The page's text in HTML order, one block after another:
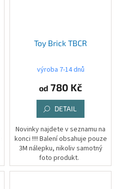
Toy Brick TBCR
výroba 7-14 dnů
od 780 Kč
DETAIL
Novinky najdete v seznamu na
konci !!!! Balení obsahuje pouze
3M nálepku, nikoliv samotný
foto produkt.